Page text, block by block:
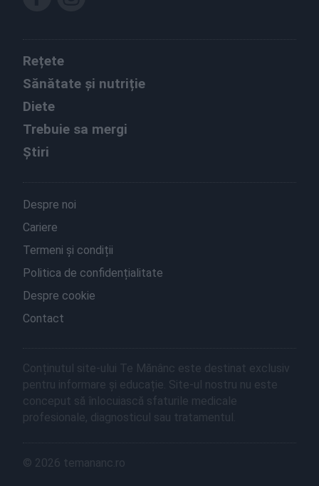
Rețete
Sănătate și nutriție
Diete
Trebuie sa mergi
Știri
Despre noi
Cariere
Termeni și condiții
Politica de confidențialitate
Despre cookie
Contact
Conținutul site-ului Te Mănânc este destinat exclusiv
pentru informare și educație. Site-ul nostru nu este
conceput să înlocuiască sfaturile medicale
profesionale, diagnosticul sau tratamentul.
© 2026 temananc.ro